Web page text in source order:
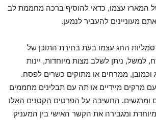
המארז עצמו, כדאי להוסיף ברכה מחממת לב
מעוניינים להעביר לנמען.
החג עצמו בעת בחירת התוכן של
למשל, ניתן לשלב מצות מיוחדות, יינות
וכמובן, ממרחים או מתוקים כשרים לפסח.
מרקים מיידיים או תה עם תבלינים מחממים
ומרגשים. החשיבה על הפרטים הקטנים האלו
ומגבירה את הקשר האישי בין המעניק